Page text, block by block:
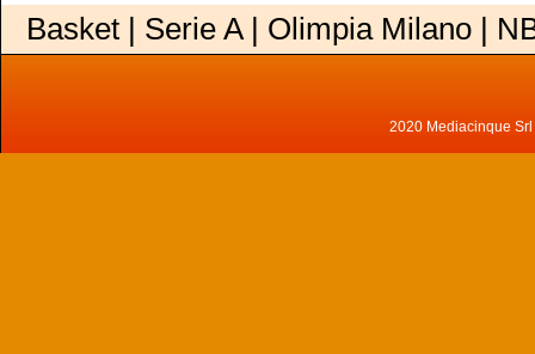
Basket | Serie A | Olimpia Milano |
2020 Mediacinque Srl